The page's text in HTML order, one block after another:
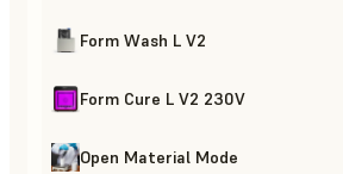
Form Wash L V2
Form Cure L V2 230V
Open Material Mode